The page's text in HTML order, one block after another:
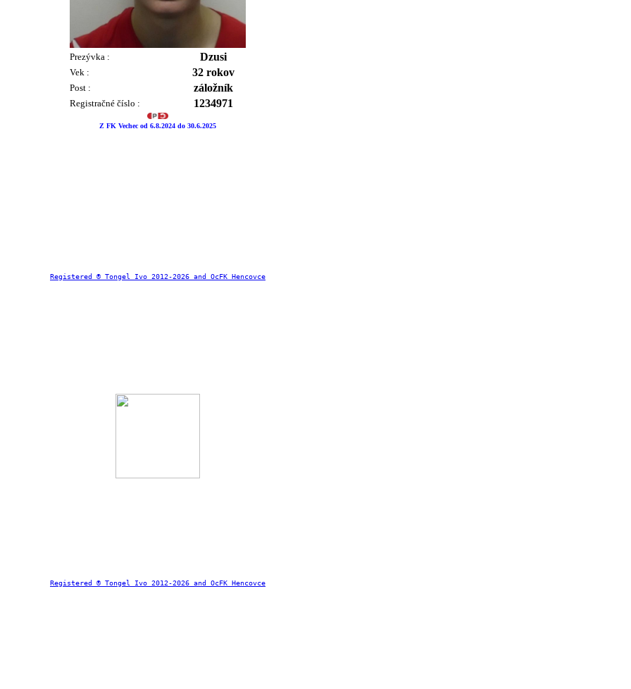
Prezývka : Dzusi
Vek : 32 rokov
Post : záložník
Registračné číslo : 1234971
Z FK Vechec od 6.8.2024 do 30.6.2025
Registered ® Tongel Ivo 2012-2026 and OcFK Hencovce
Registered ® Tongel Ivo 2012-2026 and OcFK Hencovce